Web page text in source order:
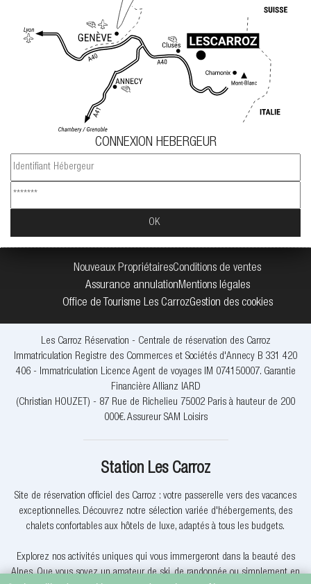
CONNEXION HEBERGEUR
Nouveaux PropriétairesConditions de ventes
Assurance annulationMentions légales
Office de Tourisme Les CarrozGestion des cookies
Les Carroz Réservation - Centrale de réservation des Carroz
Immatriculation Registre des Commerces et Sociétés d'Annecy B 331 420
406 - Immatriculation Licence Agent de voyages IM 074150007. Garantie
Financière Allianz IARD
(Christian HOUZET) - 87 Rue de Richelieu 75002 Paris à hauteur de 200
000€. Assureur SAM Loisirs
Station Les Carroz
Site de réservation officiel des Carroz : votre passerelle vers des vacances
exceptionnelles. Découvrez notre sélection variée d'hébergements, des
chalets confortables aux hôtels de luxe, adaptés à tous les budgets.
Explorez nos activités uniques qui vous immergeront dans la beauté des
Alpes. Que vous soyez un amateur de ski, de randonnée ou simplement en